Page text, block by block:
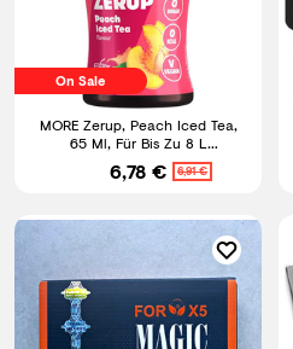
On Sale
MORE Zerup, Peach Iced Tea,
65 Ml, Für Bis Zu 8 L
Fertiggetränk | Zuckerfreier S
6,78 € 6,91 €